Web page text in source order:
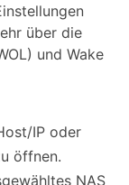
über die
und Wake
IP oder
öffnen.
NAS